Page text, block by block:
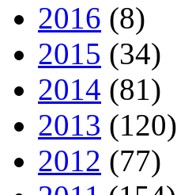
2016 (8)
2015 (34)
2014 (81)
2013 (120)
2012 (77)